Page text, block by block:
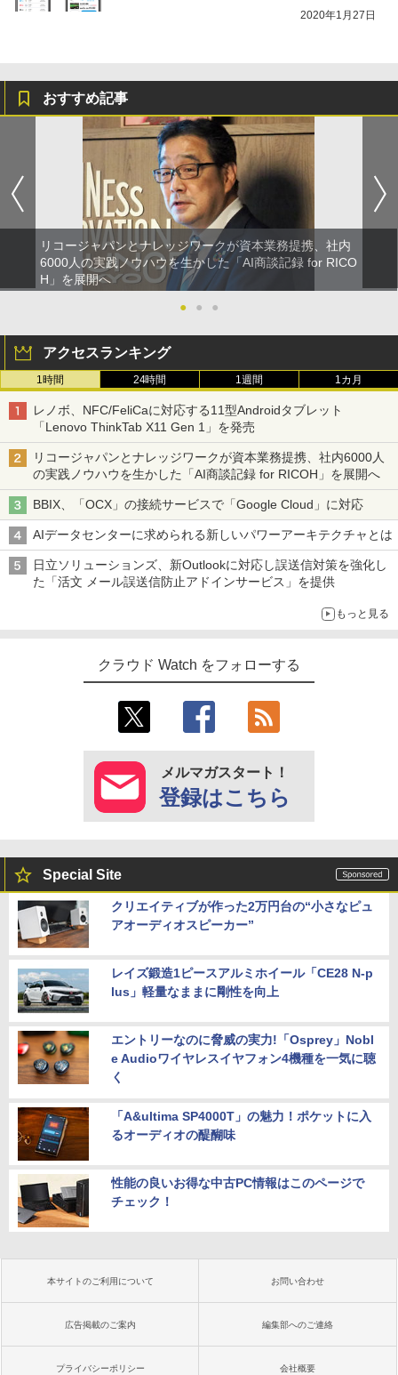
2020年1月27日
おすすめ記事
リコージャパンとナレッジワークが資本業務提携、社内
6000人の実践ノウハウを生かした「AI商談記録 for RICO
H」を展開へ
●
● ●
アクセスランキング
1時間 24時間 1週間 1カ月
レノボ、NFC/FeliCaに対応する11型Androidタブレット
「Lenovo ThinkTab X11 Gen 1」を発売
リコージャパンとナレッジワークが資本業務提携、社内6000人
の実践ノウハウを生かした「AI商談記録 for RICOH」を展開へ
BBIX、「OCX」の接続サービスで「Google Cloud」に対応
AIデータセンターに求められる新しいパワーアーキテクチャとは
日立ソリューションズ、新Outlookに対応し誤送信対策を強化し
た「活文 メール誤送信防止アドインサービス」を提供
もっと見る
クラウド Watch をフォローする
メルマガスタート！
登録はこちら
Special Site
クリエイティブが作った2万円台の“小さなピュ
アオーディオスピーカー”
レイズ鍛造1ピースアルミホイール「CE28 N-p
lus」軽量なままに剛性を向上
エントリーなのに脅威の実力!「Osprey」Nobl
e Audioワイヤレスイヤフォン4機種を一気に聴
く
「A&ultima SP4000T」の魅力！ポケットに入
るオーディオの醍醐味
性能の良いお得な中古PC情報はこのページで
チェック！
本サイトのご利用について お問い合わせ
広告掲載のご案内 編集部へのご連絡
プライバシーポリシー 会社概要